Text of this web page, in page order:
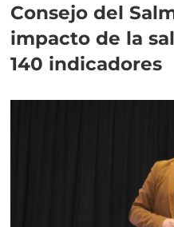
Consejo del
impacto de la
140 indicadores